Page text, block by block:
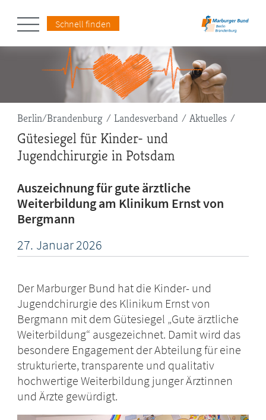
Schnell finden
Pfadnavigation
Berlin/Brandenburg Landesverband Aktuelles
Gütesiegel für Kinder- und
Jugendchirurgie in Potsdam
Auszeichnung für gute ärztliche
Weiterbildung am Klinikum Ernst von
Bergmann
27. Januar2026
Der Marburger Bund hat die Kinder- und
Jugendchirurgie des Klinikum Ernst von
Bergmann mit dem Gütesiegel „Gute ärztliche
Weiterbildung“ ausgezeichnet. Damit wird das
besondere Engagement der Abteilung für eine
strukturierte, transparente und qualitativ
hochwertige Weiterbildung junger Ärztinnen
und Ärzte gewürdigt.